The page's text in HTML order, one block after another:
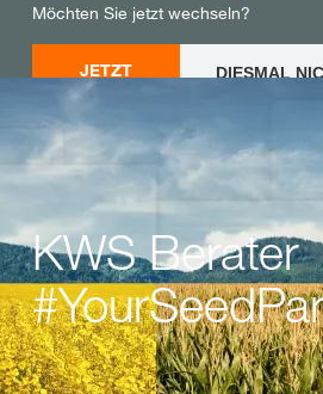
Möchten Sie jetzt wechseln?
JETZT
WECHSELN
DIESMAL
KWS Berater